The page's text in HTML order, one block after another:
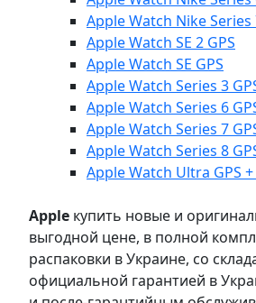
Apple Watch Nike Series
Apple Watch SE 2 GPS
Apple Watch SE GPS
Apple Watch Series 3
Apple Watch Series 6
Apple Watch Series 7
Apple Watch Series 8
Apple Watch Ultra GPS
Apple купить новые и
выгодной цене, в полной
распаковки в Украине, со
официальной гарантией в